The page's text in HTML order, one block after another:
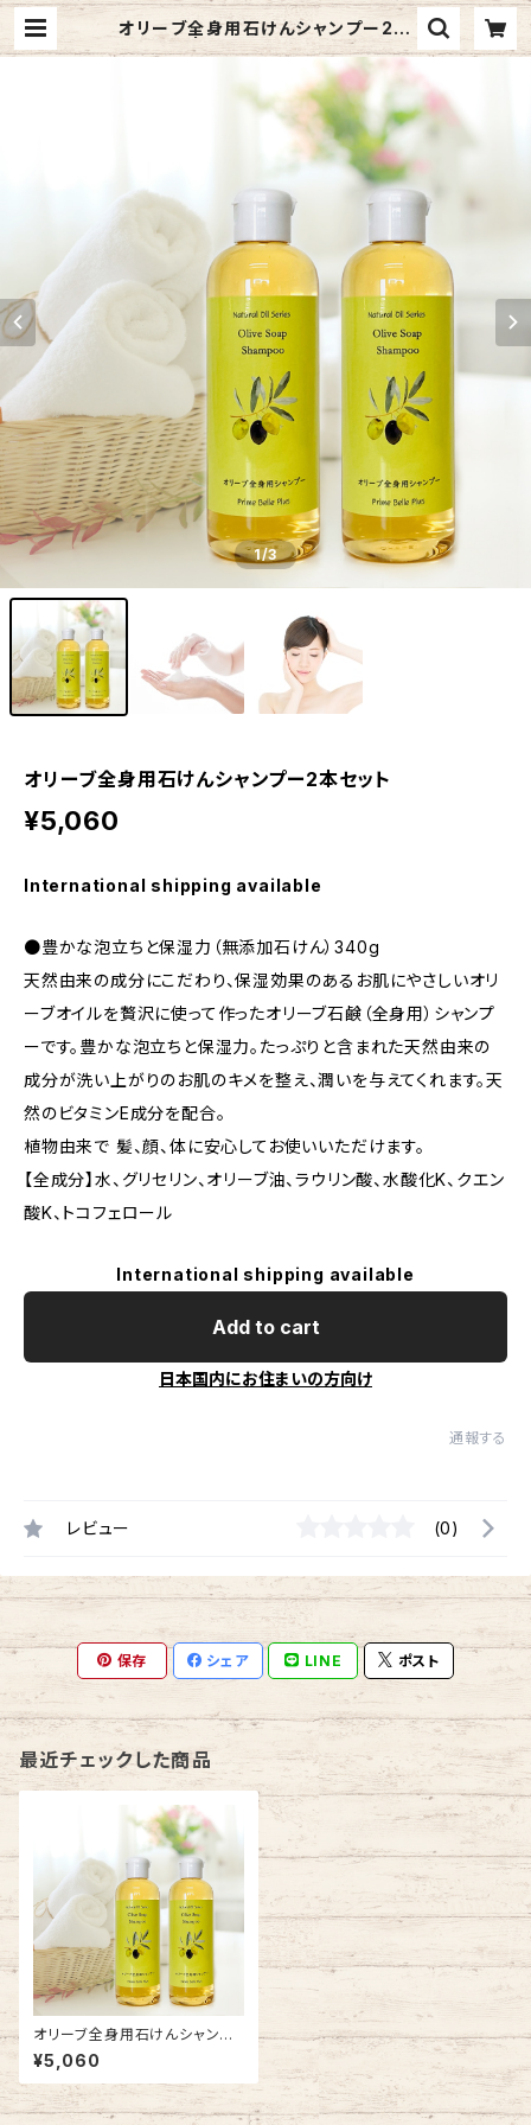
オリーブ全身用石けんシャンプー2本
セット | PRIME BELLE PLUS
1/3
オリーブ全身用石けんシャンプー2本セット
¥5,060
International shipping available
●豊かな泡立ちと保湿力（無添加石けん）340g
天然由来の成分にこだわり、保湿効果のあるお肌にやさしいオリ
ーブオイルを贅沢に使って作ったオリーブ石鹸（全身用）シャンプ
ーです。豊かな泡立ちと保湿力。たっぷりと含まれた天然由来の
成分が洗い上がりのお肌のキメを整え、潤いを与えてくれます。天
然のビタミンE成分を配合。
植物由来で 髪、顔、体に安心してお使いいただけます。
【全成分】水、グリセリン、オリーブ油、ラウリン酸、水酸化K、クエン
酸K、トコフェロール
International shipping available
Add to cart
日本国内にお住まいの方向け
通報する
レビュー (0)
保存 シェア LINE ポスト
最近チェックした商品
オリーブ全身用石けんシャンプ
ー2本セット
¥5,060